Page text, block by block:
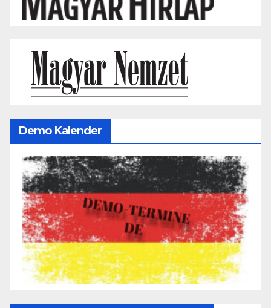
Demo Kalender